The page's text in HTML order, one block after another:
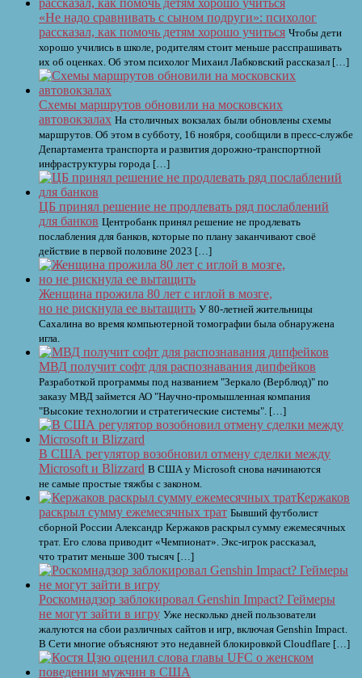
«Не надо сравнивать с сыном подруги»: психолог
рассказал, как помочь детям хорошо учиться Чтобы дети
хорошо учились в школе, родителям стоит меньше расспрашивать
их об оценках. Об этом психолог Михаил Лабковский рассказал […]
Схемы маршрутов обновили на московских
автовокзалах На столичных вокзалах были обновлены схемы
маршрутов. Об этом в субботу, 16 ноября, сообщили в пресс-службе
Департамента транспорта и развития дорожно-транспортной
инфраструктуры города […]
ЦБ принял решение не продлевать ряд послаблений
для банков Центробанк принял решение не продлевать
послабления для банков, которые по плану заканчивают своё
действие в первой половине 2023 […]
Женщина прожила 80 лет с иглой в мозге,
но не рискнула ее вытащить У 80-летней жительницы
Сахалина во время компьютерной томографии была обнаружена
игла.
МВД получит софт для распознавания дипфейков
Разработкой программы под названием "Зеркало (Верблюд)" по
заказу МВД займется АО "Научно-промышленная компания
"Высокие технологии и стратегические системы". […]
В США регулятор возобновил отмену сделки между
Microsoft и Blizzard В США у Microsoft снова начинаются
не самые простые тяжбы с законом.
Кержаков
раскрыл сумму ежемесячных трат Бывший футболист
сборной России Александр Кержаков раскрыл сумму ежемесячных
трат. Его слова приводит «Чемпионат». Экс-игрок рассказал,
что тратит меньше 300 тысяч […]
Роскомнадзор заблокировал Genshin Impact? Геймеры
не могут зайти в игру Уже несколько дней пользователи
жалуются на сбои различных сайтов и игр, включая Genshin Impact.
В Сети многие объясняют это недавней блокировкой Cloudflare […]